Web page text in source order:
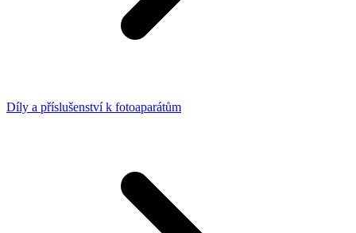
Díly a příslušenství k fotoaparátům